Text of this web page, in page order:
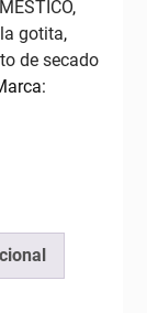
,
la gotita,
de secado